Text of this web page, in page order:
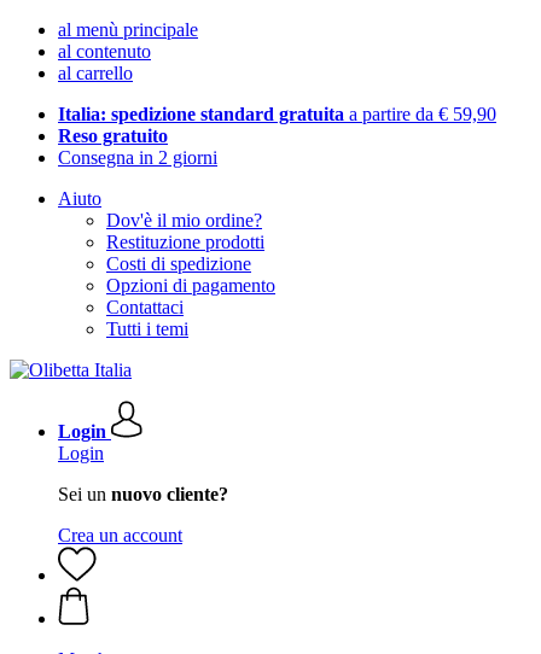
al menù principale
al contenuto
al carrello
Italia: spedizione standard gratuita a partire da € 59,90
Reso gratuito
Consegna in 2 giorni
Aiuto
Dov'è il mio ordine?
Restituzione prodotti
Costi di spedizione
Opzioni di pagamento
Contattaci
Tutti i temi
Login
Login
Sei un nuovo cliente?
Crea un account